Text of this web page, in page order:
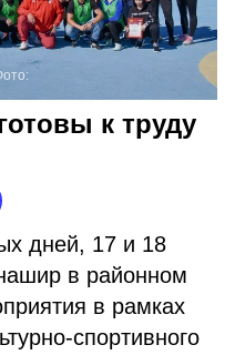
к труду
дней, 17 и 18
в районном
в рамках
спортивного